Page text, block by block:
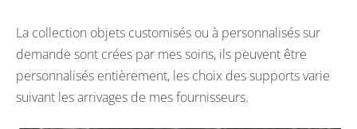
La collection objets customisés ou à personnalisés sur
demande sont crées par mes soins, ils peuvent être
personnalisés entièrement, les choix des supports varie
suivant les arrivages de mes fournisseurs.